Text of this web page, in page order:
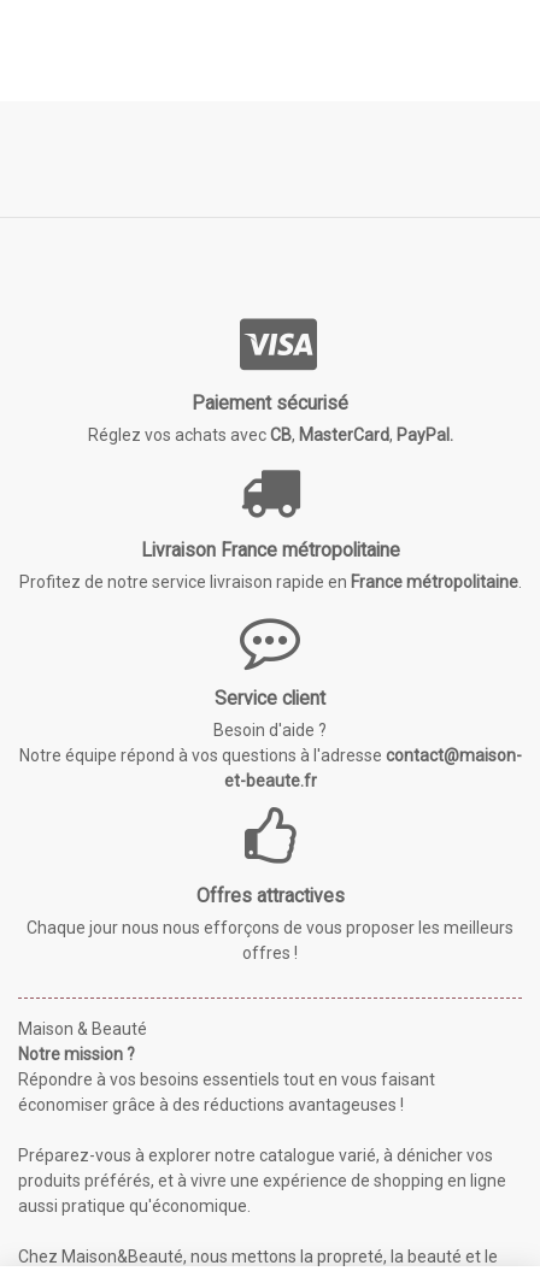
Paiement sécurisé
Réglez vos achats avecCB, MasterCard, PayPal.
Livraison France métropolitaine
Profitez de notre service livraison rapide en France métropolitaine.
Service client
Besoin d'aide ?
Notre équipe répond à vos questions à l'adresse contact@maison-
et-beaute.fr
Offres attractives
Chaque jour nous nous efforçons de vous proposer les meilleurs
offres !
Maison & Beauté
Notre mission ?
Répondre à vos besoins essentiels tout en vous faisant
économiser grâce à des réductions avantageuses !
Préparez-vous à explorer notre catalogue varié, à dénicher vos
produits préférés, et à vivre une expérience de shopping en ligne
aussi pratique qu'économique.
Chez Maison&Beauté, nous mettons la propreté, la beauté et le